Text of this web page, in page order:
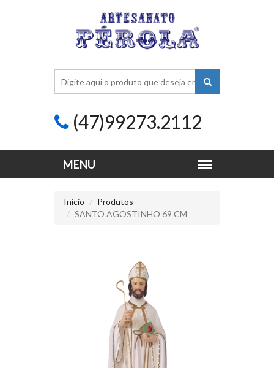
(47)99273.2112
Inicio
Produtos
SANTO AGOSTINHO 69 CM